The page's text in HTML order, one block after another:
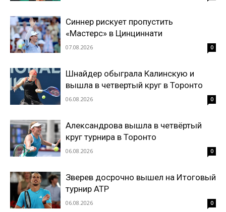
Синнер рискует пропустить
«Мастерс» в Цинциннати
07.08.2026 0
Шнайдер обыграла Калинскую и
вышла в четвертый круг в Торонто
06.08.2026 0
Александрова вышла в четвёртый
круг турнира в Торонто
06.08.2026 0
Зверев досрочно вышел на Итоговый
турнир ATP
06.08.2026 0